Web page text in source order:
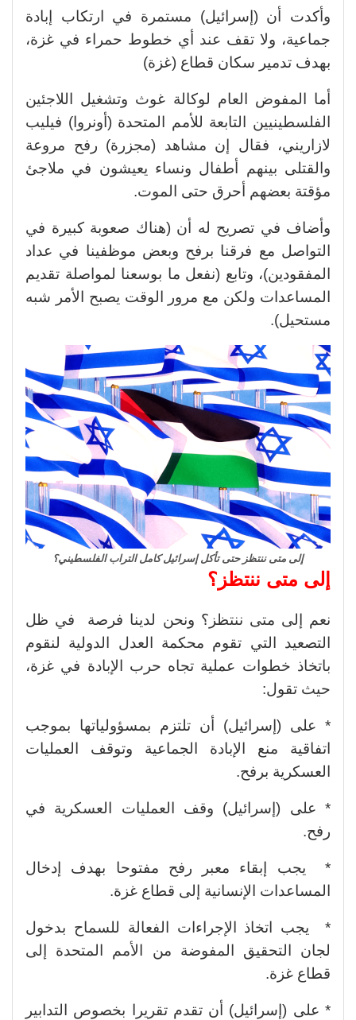
وأكدت أن (إسرائيل) مستمرة في ارتكاب إبادة
جماعية، ولا تقف عند أي خطوط حمراء في غزة،
بهدف تدمير سكان قطاع (غزة)
أما المفوض العام لوكالة غوث وتشغيل اللاجئين
الفلسطينيين التابعة للأمم المتحدة (أونروا) فيليب
لازاريني، فقال إن مشاهد (مجزرة) رفح مروعة
والقتلى بينهم أطفال ونساء يعيشون في ملاجئ
مؤقتة بعضهم أحرق حتى الموت.
وأضاف في تصريح له أن (هناك صعوبة كبيرة في
التواصل مع فرقنا برفح وبعض موظفينا في عداد
المفقودين)، وتابع (نفعل ما بوسعنا لمواصلة تقديم
المساعدات ولكن مع مرور الوقت يصبح الأمر شبه
مستحيل).
إلى متى ننتظز حتى تأكل إسرائيل كامل التراب الفلسطيني؟
إلى متى ننتظز؟
نعم إلى متى ننتظز؟ ونحن لدينا فرصة في ظل
التصعيد التي تقوم محكمة العدل الدولية لنقوم
باتخاذ خطوات عملية تجاه حرب الإبادة في غزة،
حيث تقول:
* على (إسرائيل) أن تلتزم بمسؤولياتها بموجب
اتفاقية منع الإبادة الجماعية وتوقف العمليات
العسكرية برفح.
* على (إسرائيل) وقف العمليات العسكرية في
رفح.
* يجب إبقاء معبر رفح مفتوحا بهدف إدخال
المساعدات الإنسانية إلى قطاع غزة.
* يجب اتخاذ الإجراءات الفعالة للسماح بدخول
لجان التحقيق المفوضة من الأمم المتحدة إلى
قطاع غزة.
* على (إسرائيل) أن تقدم تقريرا بخصوص التدابير